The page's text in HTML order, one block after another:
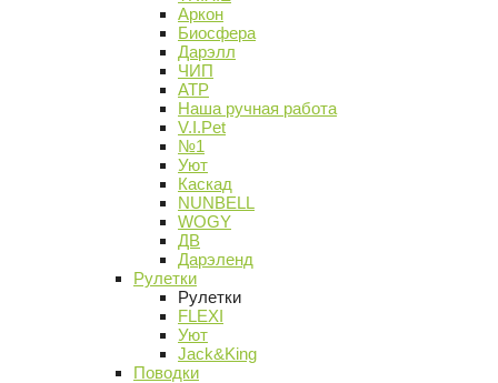
Аркон
Биосфера
Дарэлл
ЧИП
АТР
Наша ручная работа
V.I.Pet
№1
Уют
Каскад
NUNBELL
WOGY
ДВ
Дарэленд
Рулетки
Рулетки
FLEXI
Уют
Jack&King
Поводки